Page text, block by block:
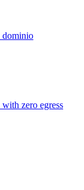
dominio
zero egress